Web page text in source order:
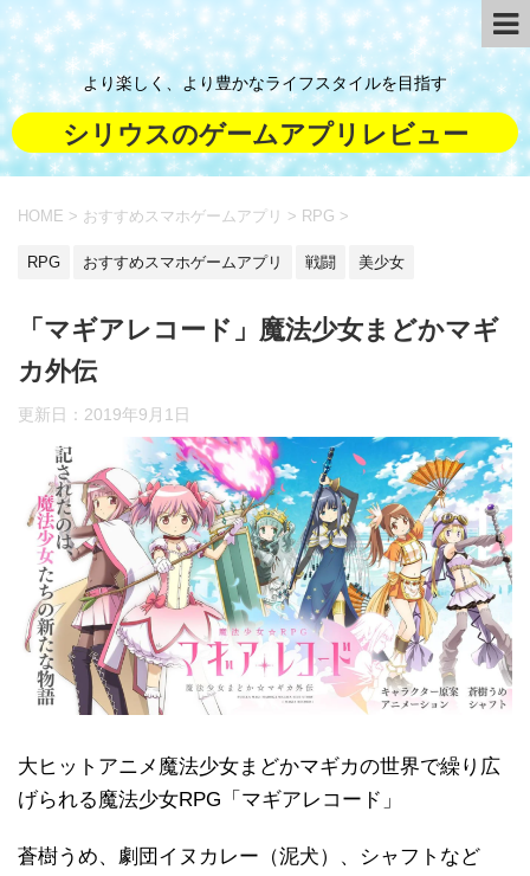
より楽しく、より豊かなライフスタイルを目指す
シリウスのゲームアプリレビュー
HOME > おすすめスマホゲームアプリ > RPG >
RPG おすすめスマホゲームアプリ 戦闘 美少女
「マギアレコード」魔法少女まどかマギ
カ外伝
更新日： 2019年9月1日
大ヒットアニメ魔法少女まどかマギカの世界で繰り広
げられる魔法少女RPG「マギアレコード」
蒼樹うめ、劇団イヌカレー（泥犬）、シャフトなど